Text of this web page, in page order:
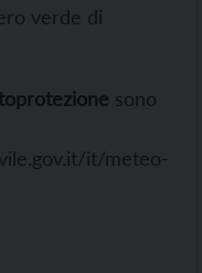
verde di
sono
it/meteo-